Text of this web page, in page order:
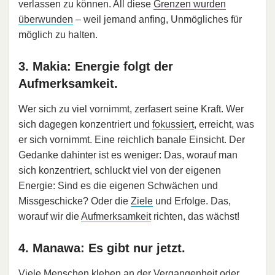
verlassen zu können. All diese Grenzen wurden
überwunden – weil jemand anfing, Unmögliches für
möglich zu halten.
3. Makia: Energie folgt der
Aufmerksamkeit.
Wer sich zu viel vornimmt, zerfasert seine Kraft. Wer
sich dagegen konzentriert und fokussiert, erreicht, was
er sich vornimmt. Eine reichlich banale Einsicht. Der
Gedanke dahinter ist es weniger: Das, worauf man
sich konzentriert, schluckt viel von der eigenen
Energie: Sind es die eigenen Schwächen und
Missgeschicke? Oder die Ziele und Erfolge. Das,
worauf wir dieAufmerksamkeitrichten, das wächst!
4. Manawa: Es gibt nur jetzt.